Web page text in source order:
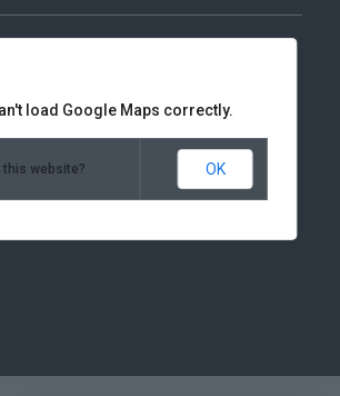
load Google Maps correctly.
this website? OK